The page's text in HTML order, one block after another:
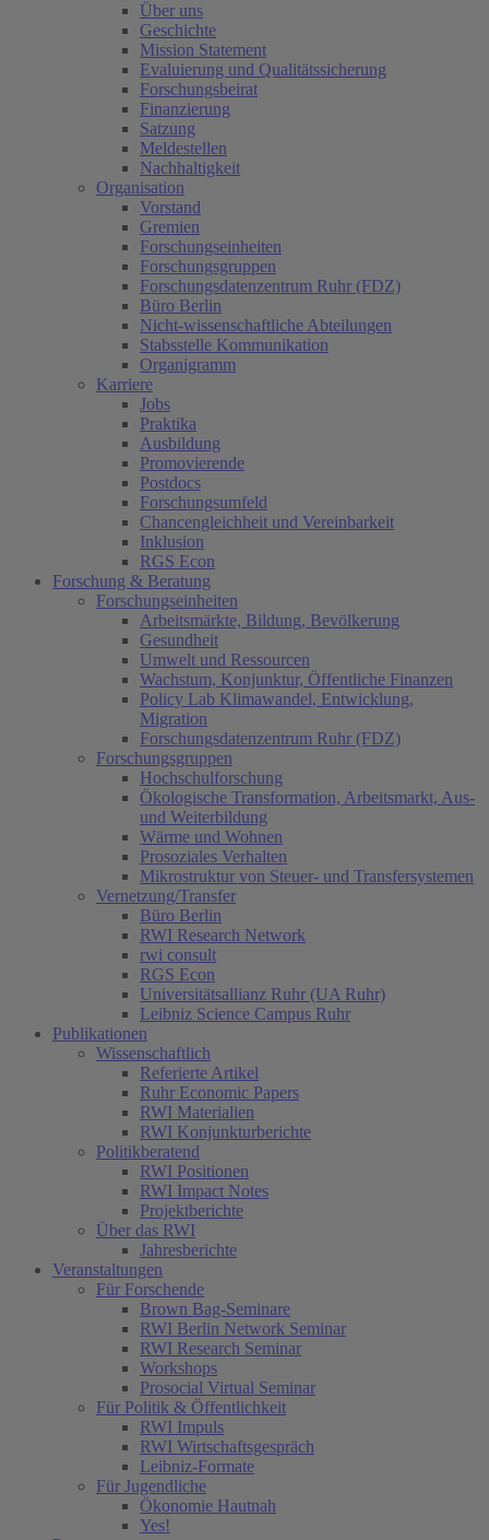
Über uns
Geschichte
Mission Statement
Evaluierung und Qualitätssicherung
Forschungsbeirat
Finanzierung
Satzung
Meldestellen
Nachhaltigkeit
Organisation
Vorstand
Gremien
Forschungseinheiten
Forschungsgruppen
Forschungsdatenzentrum Ruhr (FDZ)
Büro Berlin
Nicht-wissenschaftliche Abteilungen
Stabsstelle Kommunikation
Organigramm
Karriere
Jobs
Praktika
Ausbildung
Promovierende
Postdocs
Forschungsumfeld
Chancengleichheit und Vereinbarkeit
Inklusion
RGS Econ
Forschung & Beratung
Forschungseinheiten
Arbeitsmärkte, Bildung, Bevölkerung
Gesundheit
Umwelt und Ressourcen
Wachstum, Konjunktur, Öffentliche Finanzen
Policy Lab Klimawandel, Entwicklung,
Migration
Forschungsdatenzentrum Ruhr (FDZ)
Forschungsgruppen
Hochschulforschung
Ökologische Transformation, Arbeitsmarkt, Aus-
und Weiterbildung
Wärme und Wohnen
Prosoziales Verhalten
Mikrostruktur von Steuer- und Transfersystemen
Vernetzung/Transfer
Büro Berlin
RWI Research Network
rwi consult
RGS Econ
Universitätsallianz Ruhr (UA Ruhr)
Leibniz Science Campus Ruhr
Publikationen
Wissenschaftlich
Referierte Artikel
Ruhr Economic Papers
RWI Materialien
RWI Konjunkturberichte
Politikberatend
RWI Positionen
RWI Impact Notes
Projektberichte
Über das RWI
Jahresberichte
Veranstaltungen
Für Forschende
Brown Bag-Seminare
RWI Berlin Network Seminar
RWI Research Seminar
Workshops
Prosocial Virtual Seminar
Für Politik & Öffentlichkeit
RWI Impuls
RWI Wirtschaftsgespräch
Leibniz-Formate
Für Jugendliche
Ökonomie Hautnah
Yes!